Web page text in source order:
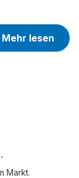
Mehr lesen
Markt.